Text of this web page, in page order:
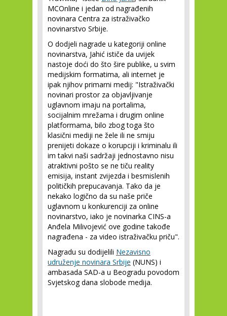
MCOnline i jedan od nagrađenih
novinara Centra za istraživačko
novinarstvo Srbije.
O dodjeli nagrade u kategoriji online
novinarstva, Jahić ističe da uvijek
nastoje doći do što šire publike, u svim
medijskim formatima, ali internet je
ipak njihov primarni medij: "Istraživački
novinari prostor za objavljivanje
uglavnom imaju na portalima,
socijalnim mrežama i drugim online
platformama, bilo zbog toga što
klasični mediji ne žele ili ne smiju
prenijeti dokaze o korupciji i kriminalu ili
im takvi naši sadržaji jednostavno nisu
atraktivni pošto se ne tiču reality
emisija, instant zvijezda i besmislenih
političkih prepucavanja. Tako da je
nekako logično da su naše priče
uglavnom u konkurenciji za online
novinarstvo, iako je novinarka CINS-a
Anđela Milivojević ove godine takođe
nagrađena - za video istraživačku priču".
Nagradu su dodijelili Nezavisno
udruženje novinara Srbije (NUNS) i
ambasada SAD-a u Beogradu povodom
Svjetskog dana slobode medija.